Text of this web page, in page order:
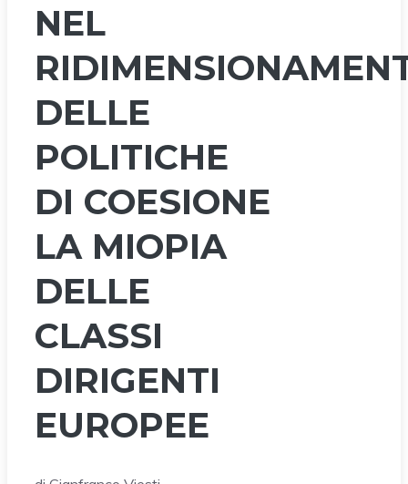
NEL
DELLE
POLITICHE
DI COESIONE
LA MIOPIA
DELLE
CLASSI
DIRIGENTI
EUROPEE